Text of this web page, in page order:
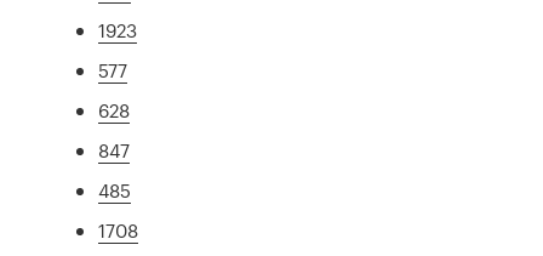
1923
577
628
847
485
1708